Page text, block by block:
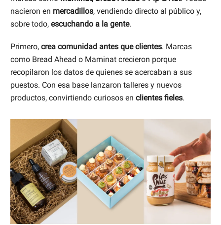
nacieron en mercadillos, vendiendo directo al público y,
sobre todo, escuchando a la gente.
Primero, crea comunidad antes que clientes. Marcas
como Bread Ahead o Maminat crecieron porque
recopilaron los datos de quienes se acercaban a sus
puestos. Con esa base lanzaron talleres y nuevos
productos, convirtiendo curiosos en clientes fieles.